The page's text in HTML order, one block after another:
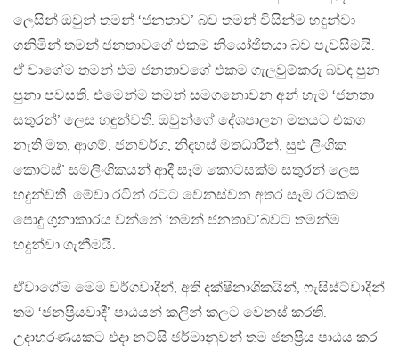
ලෙසින් ඔවුන් තමන් ‘ජනතාව’ බව තමන් විසින්ම හදුන්වා
ගනිමින් තමන් ජනතාවගේ එකම නියෝජිතයා බව පැවසීමයි.
ඒ වාගේම තමන් එම ජනතාවගේ එකම ගැලවුම්කරු බවද පුන
පුනා පවසති. එමෙන්ම තමන් සමගනොවන අන් හැම ‘ජනතා
සතුරන්’ ලෙස හඳුන්වති. ඔවුන්ගේ දේශපාලන මතයට එකග
නැති මත, ආගම්, ජනවර්ග, නිදහස් මතධාරීන්, සුළු ලිංගික
කොටස්’ සමලිංගිකයන් ආදී සෑම කොටසක්ම සතුරන් ලෙස
හදුන්වති. මේවා රටින් රටට වෙනස්වන අතර සෑම රටකම
පොදු ගුනාකාරය වන්නේ ‘තමන් ජනතාව’බවට තමන්ම
හදුන්වා ගැනීමයි.
ඒවාගේම මෙම වර්ගවාදීන්, අති දක්ෂිනාශිකයින්, ෆැසිස්ට්වාදීන්
තම ‘ජනප්‍රියවාදී’ පාඨයන් කලින් කලට වෙනස් කරති.
උදාහරණයකට එදා නට්සි ජර්මානුවන් තම ජනප්‍රිය පාඨය කර